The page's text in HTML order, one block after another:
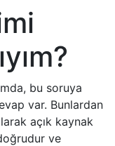
bu soruya
var. Bunlardan
açık kaynak
ve